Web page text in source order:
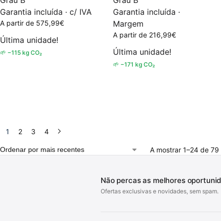
Garantia incluída · c/ IVA
A partir de 575,99€
Última unidade!
🌱 −115 kg CO₂
Garantia incluída ·
Margem
A partir de 216,99€
Última unidade!
🌱 −171 kg CO₂
1 2 3 4
A mostrar 1–24 de
Não percas as melhores
Ofertas exclusivas e novidades, sem spam.